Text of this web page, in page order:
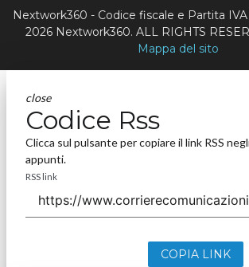
Nextwork360 - Codice fiscale e Partita
2026 Nextwork360. ALL RIGHTS
Mappa del sito
close
Codice Rss
Clicca sul pulsante per copiare il link RSS
appunti.
RSS link
COPIA LINK